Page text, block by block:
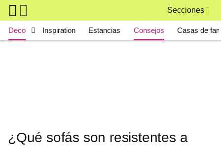
Skip to main content
Secciones
Main navigation
Deco Inspiration Estancias Consejos Casas de
¿Qué sofás son resistentes a